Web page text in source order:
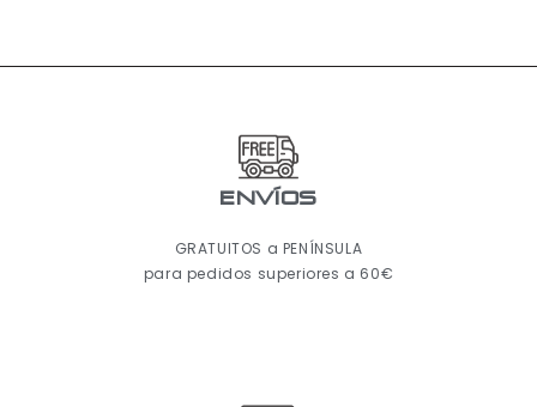
ENVÍOS
GRATUITOS a PENÍNSULA
para pedidos superiores a 60€